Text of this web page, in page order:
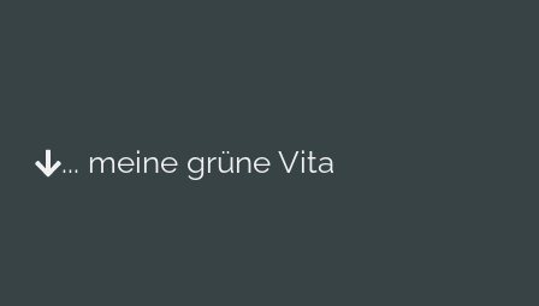
... meine grüne Vita